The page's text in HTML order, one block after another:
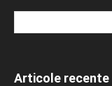
Articole recente